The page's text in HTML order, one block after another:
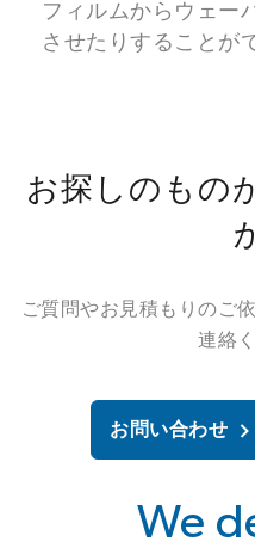
フィルムからウェー
させたりすることが
お探しのもの
ご質問やお見積もりのご
連絡
お問い合わせ
We